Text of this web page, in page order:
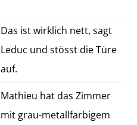
Das ist wirklich nett, sagt
Leduc und stösst die Türe
auf.
Mathieu hat das Zimmer
mit grau-metallfarbigem